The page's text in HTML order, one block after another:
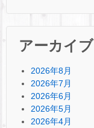
アーカイブ
2026年8月
2026年7月
2026年6月
2026年5月
2026年4月